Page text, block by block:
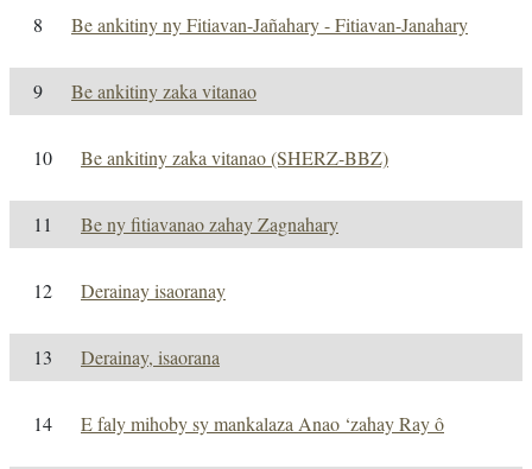
8 Be ankitiny ny Fitiavan-Jañahary - Fitiavan-Janahary
9 Be ankitiny zaka vitanao
10 Be ankitiny zaka vitanao (SHERZ-BBZ)
11 Be ny fitiavanao zahay Zagnahary
12 Derainay isaoranay
13 Derainay, isaorana
14 E faly mihoby sy mankalaza Anao ‘zahay Ray ô